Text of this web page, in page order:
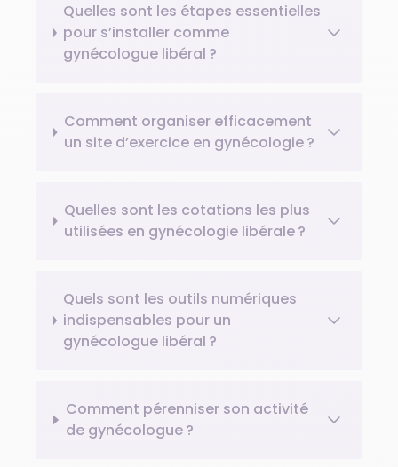
Quelles sont les étapes essentielles
pour s’installer comme
gynécologue libéral ?
Comment organiser efficacement
un site d’exercice en gynécologie ?
Quelles sont les cotations les plus
utilisées en gynécologie libérale ?
Quels sont les outils numériques
indispensables pour un
gynécologue libéral ?
Comment pérenniser son activité
de gynécologue ?